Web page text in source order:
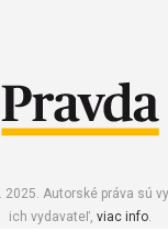
2025. Autorské práva sú
ich vydavateľ, viac info